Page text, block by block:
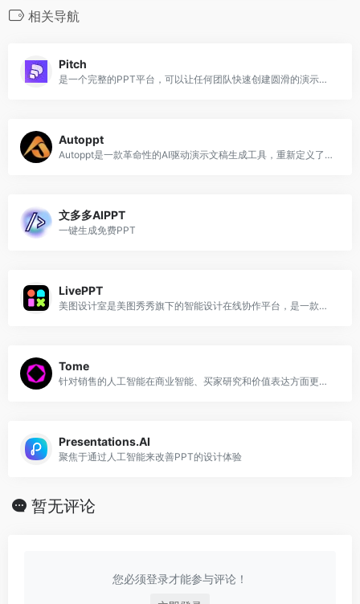
相关导航
Pitch
是一个完整的PPT平台，可以让任何团队快速创建圆滑的演示文稿并获得成果
Autoppt
Autoppt是一款革命性的AI驱动演示文稿生成工具，重新定义了您创建演示文稿的方式。
文多多AIPPT
一键生成免费PPT
LivePPT
美图设计室是美图秀秀旗下的智能设计在线协作平台，是一款平面设计工具和在线平面设计软件,提供海量海报模板,跨境电商模板,跨境电商banner,跨境电商主图,邀请函,公告通知,喜报,logo等免费设计素材和模板,可在线智能生成海报,一键换色,一键换装,一键去水印,图片高清修复,无损放大,抠图,拼图。
Tome
针对销售的人工智能在商业智能、买家研究和价值表达方面更胜一筹
Presentations.AI
聚焦于通过人工智能来改善PPT的设计体验
暂无评论
您必须登录才能参与评论！